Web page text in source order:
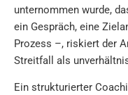
unternommen wurde,
ein Gespräch, eine
Prozess –, riskiert der
Streitfall als
Ein strukturierter